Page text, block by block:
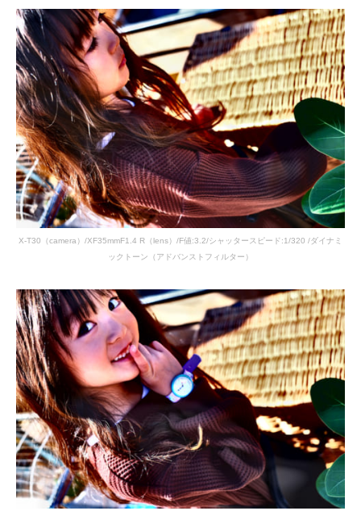
X-T30（camera）/XF35mmF1.4 R（lens）/F値:3.2/シャッタースピード:1/320 /ダイナミ
ックトーン（アドバンストフィルター）